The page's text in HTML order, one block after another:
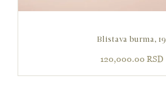
Blistava burma, 19
120,000.00 RSD